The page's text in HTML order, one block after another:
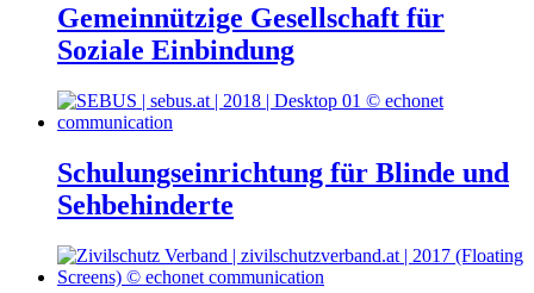
Gemeinnützige Gesellschaft für
Soziale Einbindung
Schulungseinrichtung für Blinde und
Sehbehinderte